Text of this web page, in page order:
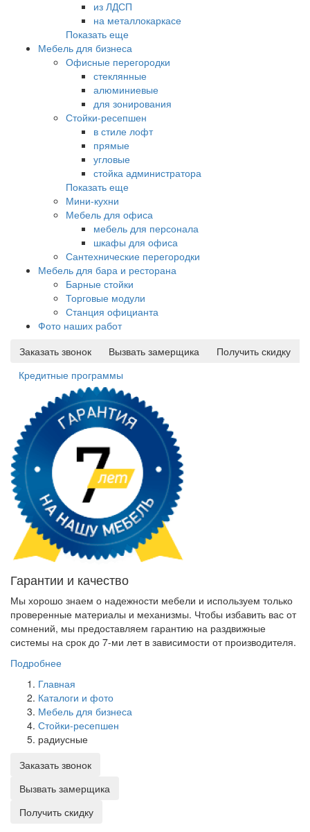
из ЛДСП
на металлокаркасе
Показать еще
Мебель для бизнеса
Офисные перегородки
стеклянные
алюминиевые
для зонирования
Стойки-ресепшен
в стиле лофт
прямые
угловые
стойка администратора
Показать еще
Мини-кухни
Мебель для офиса
мебель для персонала
шкафы для офиса
Сантехнические перегородки
Мебель для бара и ресторана
Барные стойки
Торговые модули
Станция официанта
Фото наших работ
Заказать звонок
Вызвать замерщика
Получить скидку
Кредитные программы
Гарантии и качество
Мы хорошо знаем о надежности мебели и используем только
проверенные материалы и механизмы. Чтобы избавить вас от
сомнений, мы предоставляем гарантию на раздвижные
системы на срок до 7-ми лет в зависимости от производителя.
Подробнее
Главная
Каталоги и фото
Мебель для бизнеса
Стойки-ресепшен
радиусные
Заказать звонок
Вызвать замерщика
Получить скидку